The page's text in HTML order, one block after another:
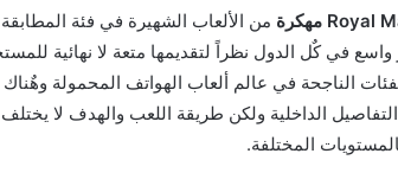
من الألعاب الشهيرة في فئة
في كٌل الدول نظراً لتقديمها متعة لا نهائية
الناجحة في عالم ألعاب الهواتف المحمولة
الداخلية ولكن طريقة اللعب والهدف لا
المختلفة.